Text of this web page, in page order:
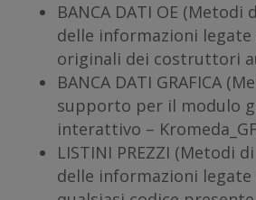
BANCA DATI OE (Metodi
delle informazioni legate
originali dei costruttori
BANCA DATI GRAFICA
supporto per il modulo
interattivo –
LISTINI PREZZI (Metodi
delle informazioni legate